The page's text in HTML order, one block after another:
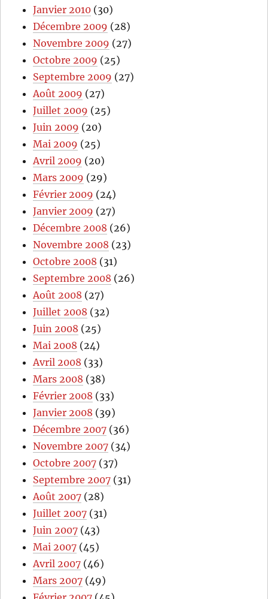
Janvier 2010 (30)
Décembre 2009 (28)
Novembre 2009 (27)
Octobre 2009 (25)
Septembre 2009 (27)
Août 2009 (27)
Juillet 2009 (25)
Juin 2009 (20)
Mai 2009 (25)
Avril 2009 (20)
Mars 2009 (29)
Février 2009 (24)
Janvier 2009 (27)
Décembre 2008 (26)
Novembre 2008 (23)
Octobre 2008 (31)
Septembre 2008 (26)
Août 2008 (27)
Juillet 2008 (32)
Juin 2008 (25)
Mai 2008 (24)
Avril 2008 (33)
Mars 2008 (38)
Février 2008 (33)
Janvier 2008 (39)
Décembre 2007 (36)
Novembre 2007 (34)
Octobre 2007 (37)
Septembre 2007 (31)
Août 2007 (28)
Juillet 2007 (31)
Juin 2007 (43)
Mai 2007 (45)
Avril 2007 (46)
Mars 2007 (49)